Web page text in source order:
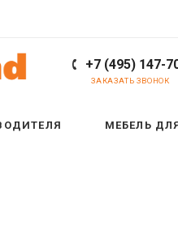
+7 (495) 147-
ЗАКАЗАТЬ ЗВОНОК
МЕБЕЛЬ